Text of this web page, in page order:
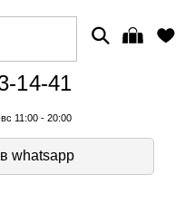
14-41
11:00 - 20:00
whatsapp